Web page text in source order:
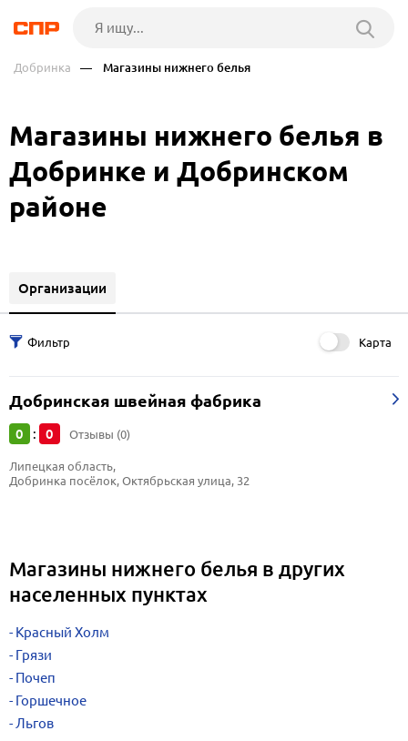
Добринка — Магазины нижнего белья
Магазины нижнего белья в
Добринке и Добринском
районе
Организации
Карта
Добринская швейная фабрика
0 : 0 Отзывы (0)
Липецкая область,
Добринка посёлок, Октябрьская улица, 32
Магазины нижнего белья в других
населенных пунктах
Красный Холм
Грязи
Почеп
Горшечное
Льгов